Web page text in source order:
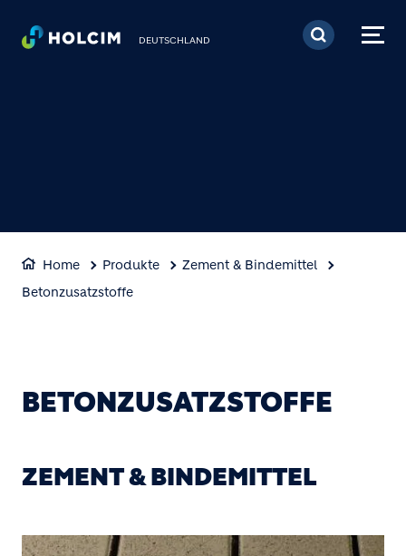
Direkt zum Inhalt
DEUTSCHLAND
Home Produkte
Zement & Bindemittel
Betonzusatzstoffe
BETONZUSATZSTOFFE
ZEMENT & BINDEMITTEL